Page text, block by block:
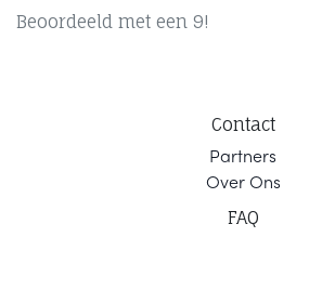
Beoordeeld met een 9!
Contact
Partners
Over Ons
FAQ